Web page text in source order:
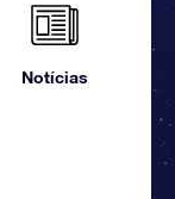
Notícias